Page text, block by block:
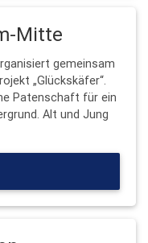
Mitte
gemeinsam
„Glückskäfer“.
Patenschaft für ein
Alt und Jung